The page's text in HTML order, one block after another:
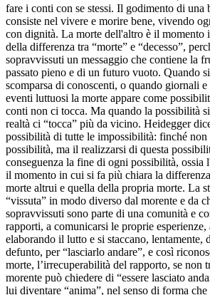
fare i conti con se stessi. Il godimento di una
consiste nel vivere e morire bene, vivendo
con dignità. La morte dell'altro è il momento
della differenza tra “morte” e “decesso”,
sopravvissuti un messaggio che contiene la
passato pieno e di un futuro vuoto. Quando
scomparsa di conoscenti, o quando giornali
eventi luttuosi la morte appare come
conti non ci tocca. Ma quando la possibilità
realtà ci “tocca” più da vicino. Heidegger
possibilità di tutte le impossibilità: finché non
possibilità, ma il realizzarsi di questa
conseguenza la fine di ogni possibilità, ossia
il momento in cui si fa più chiara la
morte altrui e quella della propria morte. La
“vissuta” in modo diverso dal morente e da
sopravvissuti sono parte di una comunità e
rapporti, a comunicarsi le proprie esperienze,
elaborando il lutto e si staccano, lentamente,
defunto, per “lasciarlo andare”, e così
morte, l’irrecuperabilità del rapporto, se non
morente può chiedere di “essere lasciato
lui diventare “anima”, nel senso di forma